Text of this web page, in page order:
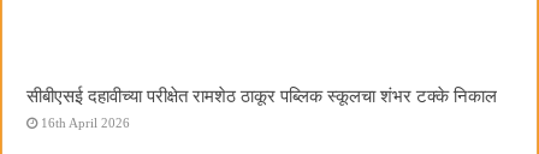
सीबीएसई दहावीच्या परीक्षेत रामशेठ ठाकूर पब्लिक स्कूलचा शंभर टक्के निकाल
16th April 2026